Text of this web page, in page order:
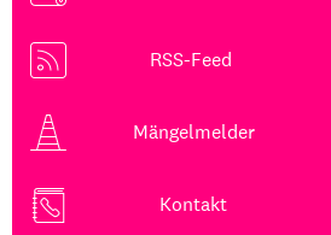
RSS-Feed
Mängelmelder
Kontakt